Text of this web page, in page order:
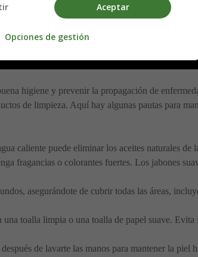
higiene y prevenir la propagación de
de limpieza. Aquí hay algunas pautas para
caliente puede eliminar los aceites naturales de
fragancias o colorantes fuertes. Los jabones
asegurándote de cubrir todas las áreas,
una toalla limpia o una toalla de papel suave.
de lavarte las manos para mantener la piel
Aceptar
Opciones de gestión